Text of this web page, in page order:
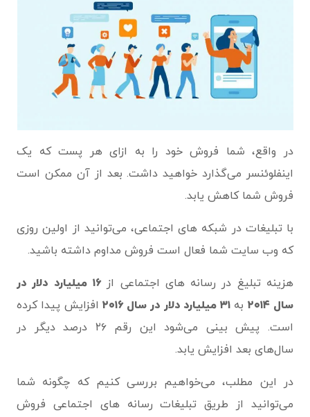
در واقع، شما فروش خود را به ازای هر پست که یک
اینفلوئنسر می‌گذارد خواهید داشت. بعد از آن ممکن است
فروش شما کاهش یابد.
با تبلیغات در شبکه‌ های اجتماعی، می‌توانید از اولین روزی
که وب سایت شما فعال است فروش مداوم داشته باشید.
هزینه تبلیغ در رسانه های اجتماعی از
۱۶ میلیارد دلار در
سال ۲۰۱۴
به ۳۱ میلیارد دلار در سال ۲۰۱۶
افزایش پیدا کرده
است. پیش بینی می‌شود این رقم ۲۶ درصد دیگر در
سال‌های بعد افزایش یابد.
در این مطلب، می‌خواهیم بررسی کنیم که چگونه شما
می‌توانید از طریق تبلیغات رسانه‌ های اجتماعی فروش